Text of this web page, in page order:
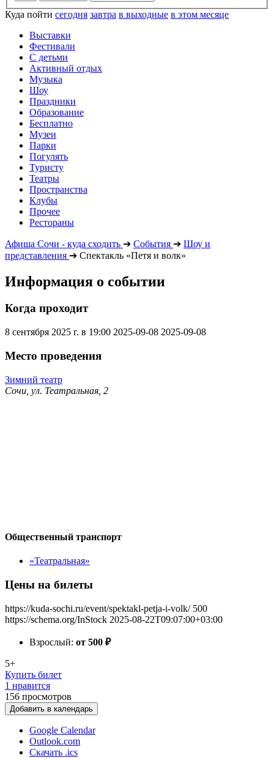
Куда пойти сегодня завтра в выходные в этом месяце
Выставки
Фестивали
С детьми
Активный отдых
Музыка
Шоу
Праздники
Образование
Бесплатно
Музеи
Парки
Погулять
Туристу
Театры
Пространства
Клубы
Прочее
Рестораны
Афиша Сочи - куда сходить ➔ События ➔ Шоу и
представления ➔ Спектакль «Петя и волк»
Информация о событии
Когда проходит
8 сентября 2025 г. в 19:00 2025-09-08 2025-09-08
Место проведения
Зимний театр
Сочи, ул. Театральная, 2
Общественный транспорт
«Театральная»
Цены на билеты
https://kuda-sochi.ru/event/spektakl-petja-i-volk/ 500
https://schema.org/InStock 2025-08-22T09:07:00+03:00
Взрослый: от 500 ₽
5+
Купить билет
1 нравится
156 просмотров
Добавить в календарь
Google Calendar
Outlook.com
Скачать .ics